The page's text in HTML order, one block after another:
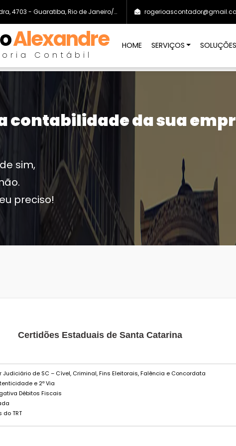
4703 - Guaratiba, Rio de Janeiro/RJ
Alexandre
Contábil
HOME SERVIÇOS SOLUÇÕES
contabilidade da sua
sim,
preciso!
Certidões Estaduais de Santa Catarina
Judiciário de SC – Cível, Criminal, Fins Eleitorais, Falência e Concordata
e 2ª Via
Débitos Fiscais
TRT